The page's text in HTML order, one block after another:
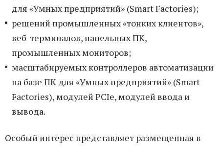
для «Умных предприятий» (Smart Factories);
решений промышленных «тонких клиентов»,
веб-терминалов, панельных ПК,
промышленных мониторов;
масштабируемых контроллеров автоматизации
на базе ПК для «Умных предприятий» (Smart
Factories), модулей PCIe, модулей ввода и
вывода.
Особый интерес представляет размещенная в